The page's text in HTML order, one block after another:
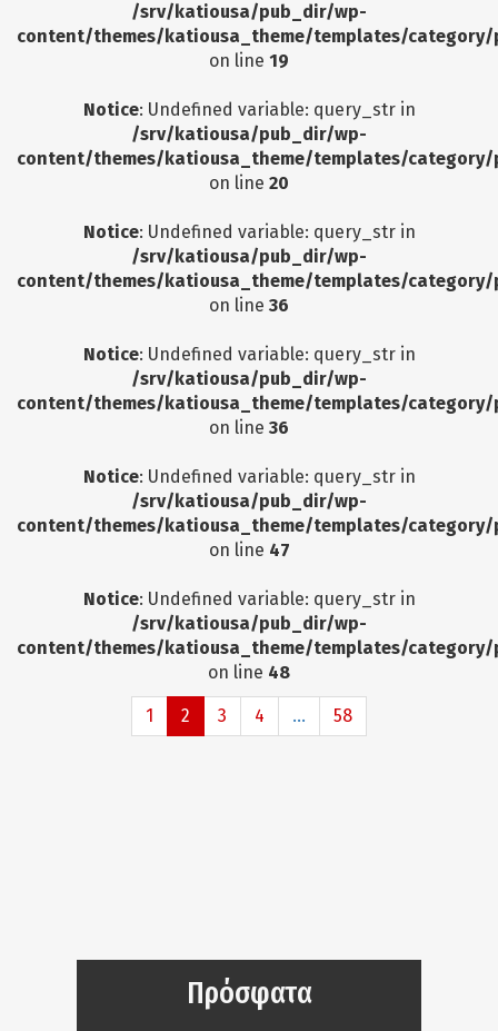
/srv/katiousa/pub_dir/wp-
content/themes/katiousa_theme/templates/
on line 19
Notice: Undefined variable: query_str in
/srv/katiousa/pub_dir/wp-
content/themes/katiousa_theme/templates/
on line 20
Notice: Undefined variable: query_str in
/srv/katiousa/pub_dir/wp-
content/themes/katiousa_theme/templates/
on line 36
Notice: Undefined variable: query_str in
/srv/katiousa/pub_dir/wp-
content/themes/katiousa_theme/templates/
on line 36
Notice: Undefined variable: query_str in
/srv/katiousa/pub_dir/wp-
content/themes/katiousa_theme/templates/
on line 47
Notice: Undefined variable: query_str in
/srv/katiousa/pub_dir/wp-
content/themes/katiousa_theme/templates/
on line 48
1 2 3 4 ... 58
Πρόσφατα